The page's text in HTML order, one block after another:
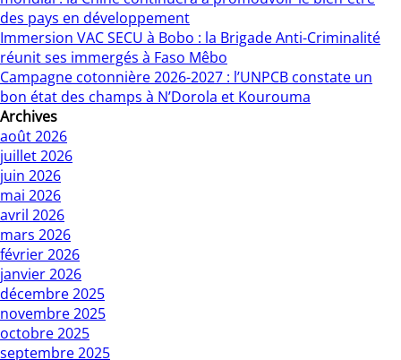
des pays en développement
Immersion VAC SECU à Bobo : la Brigade Anti-Criminalité
réunit ses immergés à Faso Mêbo
Campagne cotonnière 2026-2027 : l’UNPCB constate un
bon état des champs à N’Dorola et Kourouma
Archives
août 2026
juillet 2026
juin 2026
mai 2026
avril 2026
mars 2026
février 2026
janvier 2026
décembre 2025
novembre 2025
octobre 2025
septembre 2025